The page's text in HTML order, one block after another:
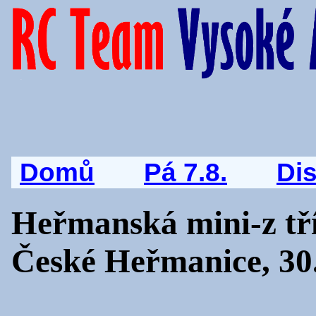
Domů Pá 7.8.
Heřmanská mini-z
České Heřmanice,